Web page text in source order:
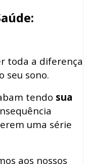
toda a diferença
seu sono.
tendo sua
uma série
aos nossos